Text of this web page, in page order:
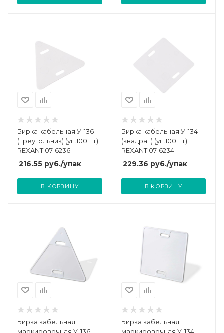
Бирка кабельная У-136
(треугольник) (уп.100шт)
REXANT 07-6236
216.55 руб./упак
В КОРЗИНУ
Бирка кабельная У-134
(квадрат) (уп.100шт)
REXANT 07-6234
229.36 руб./упак
В КОРЗИНУ
Бирка кабельная
маркировочная У-136
Бирка кабельная
маркировочная У-134